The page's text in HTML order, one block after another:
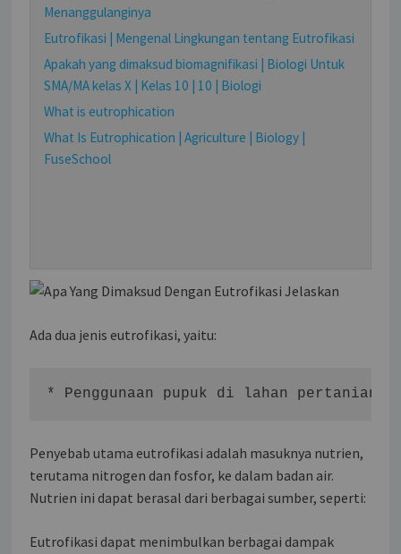
Menanggulanginya
Eutrofikasi | Mengenal Lingkungan tentang Eutrofikasi
Apakah yang dimaksud biomagnifikasi | Biologi Untuk
SMA/MA kelas X | Kelas 10 | 10 | Biologi
What is eutrophication
What Is Eutrophication | Agriculture | Biology |
FuseSchool
Ada dua jenis eutrofikasi, yaitu:
* Penggunaan pupuk di lahan pertanian
Penyebab utama eutrofikasi adalah masuknya nutrien,
terutama nitrogen dan fosfor, ke dalam badan air.
Nutrien ini dapat berasal dari berbagai sumber, seperti:
Eutrofikasi dapat menimbulkan berbagai dampak